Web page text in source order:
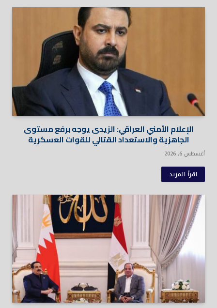
الإعلام الأمني العراقي: الزيدى يوجه برفع مستوى
الجاهزية والاستعداد القتالي للقوات العسكرية
أغسطس 6, 2026
اقرأ المزيد